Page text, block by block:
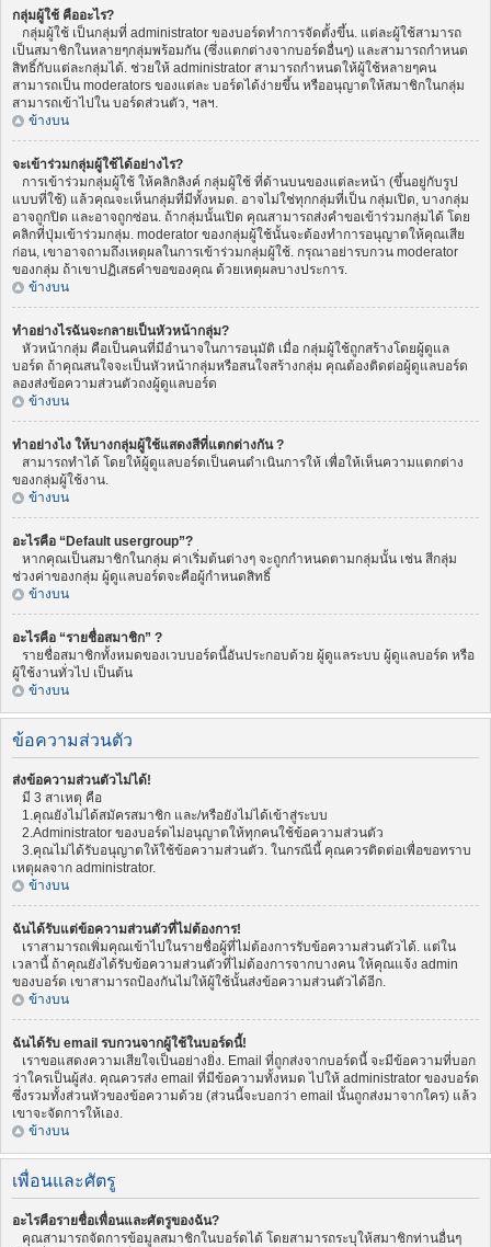
กลุ่มผู้ใช้ คืออะไร?
กลุ่มผู้ใช้ เป็นกลุ่มที่ administrator ของบอร์ดทำการจัดตั้งขึ้น. แต่ละผู้ใช้สามารถ
เป็นสมาชิกในหลายๆกลุ่มพร้อมกัน (ซึ่งแตกต่างจากบอร์ดอื่นๆ) และสามารถกำหนด
สิทธิ์กับแต่ละกลุ่มได้. ช่วยให้ administrator สามารถกำหนดให้ผู้ใช้หลายๆคน
สามารถเป็น moderators ของแต่ละ บอร์ดได้ง่ายขึ้น หรืออนุญาตให้สมาชิกในกลุ่ม
สามารถเข้าไปใน บอร์ดส่วนตัว, ฯลฯ.
ข้างบน
จะเข้าร่วมกลุ่มผู้ใช้ได้อย่างไร?
การเข้าร่วมกลุ่มผู้ใช้ ให้คลิกลิงค์ กลุ่มผู้ใช้ ที่ด้านบนของแต่ละหน้า (ขึ้นอยู่กับรูป
แบบที่ใช้) แล้วคุณจะเห็นกลุ่มที่มีทั้งหมด. อาจไม่ใช่ทุกกลุ่มที่เป็น กลุ่มเปิด, บางกลุ่ม
อาจถูกปิด และอาจถูกซ่อน. ถ้ากลุ่มนั้นเปิด คุณสามารถส่งคำขอเข้าร่วมกลุ่มได้ โดย
คลิกที่ปุ่มเข้าร่วมกลุ่ม. moderator ของกลุ่มผู้ใช้นั้นจะต้องทำการอนุญาตให้คุณเสีย
ก่อน, เขาอาจถามถึงเหตุผลในการเข้าร่วมกลุ่มผู้ใช้. กรุณาอย่ารบกวน moderator
ของกลุ่ม ถ้าเขาปฏิเสธคำขอของคุณ ด้วยเหตุผลบางประการ.
ข้างบน
ทำอย่างไรฉันจะกลายเป็นหัวหน้ากลุ่ม?
หัวหน้ากลุ่ม คือเป็นคนที่มีอำนาจในการอนุมัติ เมื่อ กลุ่มผู้ใช้ถูกสร้างโดยผู้ดูแล
บอร์ด ถ้าคุณสนใจจะเป็นหัวหน้ากลุ่มหรือสนใจสร้างกลุ่ม คุณต้องติดต่อผู้ดูแลบอร์ด
ลองส่งข้อความส่วนตัวถงผู้ดูแลบอร์ด
ข้างบน
ทำอย่างไง ให้บางกลุ่มผู้ใช้แสดงสีที่แตกต่างกัน ?
สามารถทำได้ โดยให้ผู้ดูแลบอร์ดเป็นคนดำเนินการให้ เพื่อให้เห็นความแตกต่าง
ของกลุ่มผู้ใช้งาน.
ข้างบน
อะไรคือ “Default usergroup”?
หากคุณเป็นสมาชิกในกลุ่ม ค่าเริ่มต้นต่างๆ จะถูกกำหนดตามกลุ่มนั้น เช่น สีกลุ่ม
ช่วงค่าของกลุ่ม ผู้ดูแลบอร์ดจะคือผู้กำหนดสิทธิ์
ข้างบน
อะไรคือ “รายชื่อสมาชิก” ?
รายชื่อสมาชิกทั้งหมดของเวบบอร์ดนี้อันประกอบด้วย ผู้ดูแลระบบ ผู้ดูแลบอร์ด หรือ
ผู้ใช้งานทั่วไป เป็นต้น
ข้างบน
ข้อความส่วนตัว
ส่งข้อความส่วนตัวไม่ได้!
มี 3 สาเหตุ คือ
1.คุณยังไม่ได้สมัครสมาชิก และ/หรือยังไม่ได้เข้าสู่ระบบ
2.Administrator ของบอร์ดไม่อนุญาตให้ทุกคนใช้ข้อความส่วนตัว
3.คุณไม่ได้รับอนุญาตให้ใช้ข้อความส่วนตัว. ในกรณีนี้ คุณควรติดต่อเพื่อขอทราบ
เหตุผลจาก administrator.
ข้างบน
ฉันได้รับแต่ข้อความส่วนตัวที่ไม่ต้องการ!
เราสามารถเพิ่มคุณเข้าไปในรายชื่อผู้ที่ไม่ต้องการรับข้อความส่วนตัวได้. แต่ใน
เวลานี้ ถ้าคุณยังได้รับข้อความส่วนตัวที่ไม่ต้องการจากบางคน ให้คุณแจ้ง admin
ของบอร์ด เขาสามารถป้องกันไม่ให้ผู้ใช้นั้นส่งข้อความส่วนตัวได้อีก.
ข้างบน
ฉันได้รับ email รบกวนจากผู้ใช้ในบอร์ดนี้!
เราขอแสดงความเสียใจเป็นอย่างยิ่ง. Email ที่ถูกส่งจากบอร์ดนี้ จะมีข้อความที่บอก
ว่าใครเป็นผู้ส่ง. คุณควรส่ง email ที่มีข้อความทั้งหมด ไปให้ administrator ของบอร์ด
ซึ่งรวมทั้งส่วนหัวของข้อความด้วย (ส่วนนี้จะบอกว่า email นั้นถูกส่งมาจากใคร) แล้ว
เขาจะจัดการให้เอง.
ข้างบน
เพื่อนและศัตรู
อะไรคือรายชื่อเพื่อนและศัตรูของฉัน?
คุณสามารถจัดการข้อมูลสมาชิกในบอร์ดได้ โดยสามารถระบุให้สมาชิกท่านอื่นๆ